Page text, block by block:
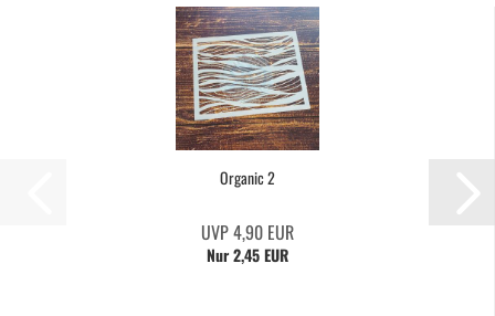
Organic 2
UVP 4,90 EUR
Nur 2,45 EUR